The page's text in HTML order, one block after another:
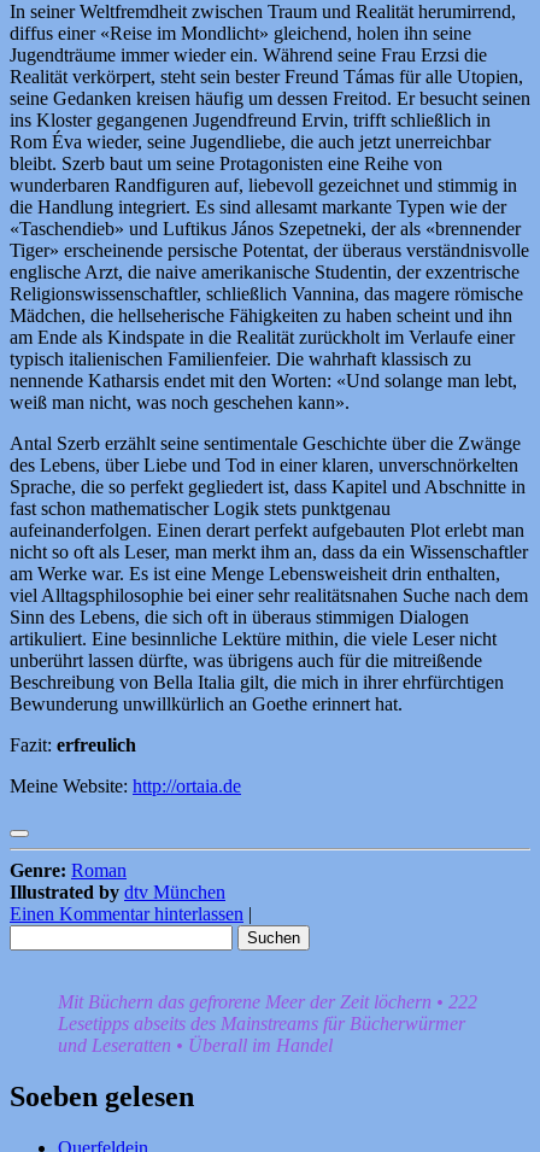
In seiner Weltfremdheit zwischen Traum und Realität herumirrend,
diffus einer «Reise im Mondlicht» gleichend, holen ihn seine
Jugendträume immer wieder ein. Während seine Frau Erzsi die
Realität verkörpert, steht sein bester Freund Támas für alle Utopien,
seine Gedanken kreisen häufig um dessen Freitod. Er besucht seinen
ins Kloster gegangenen Jugendfreund Ervin, trifft schließlich in
Rom Éva wieder, seine Jugendliebe, die auch jetzt unerreichbar
bleibt. Szerb baut um seine Protagonisten eine Reihe von
wunderbaren Randfiguren auf, liebevoll gezeichnet und stimmig in
die Handlung integriert. Es sind allesamt markante Typen wie der
«Taschendieb» und Luftikus János Szepetneki, der als «brennender
Tiger» erscheinende persische Potentat, der überaus verständnisvolle
englische Arzt, die naive amerikanische Studentin, der exzentrische
Religionswissenschaftler, schließlich Vannina, das magere römische
Mädchen, die hellseherische Fähigkeiten zu haben scheint und ihn
am Ende als Kindspate in die Realität zurückholt im Verlaufe einer
typisch italienischen Familienfeier. Die wahrhaft klassisch zu
nennende Katharsis endet mit den Worten: «Und solange man lebt,
weiß man nicht, was noch geschehen kann».
Antal Szerb erzählt seine sentimentale Geschichte über die Zwänge
des Lebens, über Liebe und Tod in einer klaren, unverschnörkelten
Sprache, die so perfekt gegliedert ist, dass Kapitel und Abschnitte in
fast schon mathematischer Logik stets punktgenau
aufeinanderfolgen. Einen derart perfekt aufgebauten Plot erlebt man
nicht so oft als Leser, man merkt ihm an, dass da ein Wissenschaftler
am Werke war. Es ist eine Menge Lebensweisheit drin enthalten,
viel Alltagsphilosophie bei einer sehr realitätsnahen Suche nach dem
Sinn des Lebens, die sich oft in überaus stimmigen Dialogen
artikuliert. Eine besinnliche Lektüre mithin, die viele Leser nicht
unberührt lassen dürfte, was übrigens auch für die mitreißende
Beschreibung von Bella Italia gilt, die mich in ihrer ehrfürchtigen
Bewunderung unwillkürlich an Goethe erinnert hat.
Fazit: erfreulich
Meine Website: http://ortaia.de
Genre: Roman
Illustrated by dtv München
Einen Kommentar hinterlassen
nach:
Mit Büchern das gefrorene Meer der Zeit löchern • 222
Lesetipps abseits des Mainstreams für Bücherwürmer
und Leseratten • Überall im Handel
Soeben gelesen